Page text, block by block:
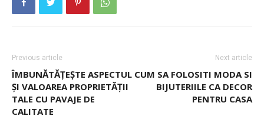
Previous article
ÎMBUNĂTĂȚEȘTE ASPECTUL
ȘI VALOAREA PROPRIETĂȚII
TALE CU PAVAJE DE
CALITATE
Next article
CUM SA FOLOSITI MODA SI
BIJUTERIILE CA DECOR
PENTRU CASA